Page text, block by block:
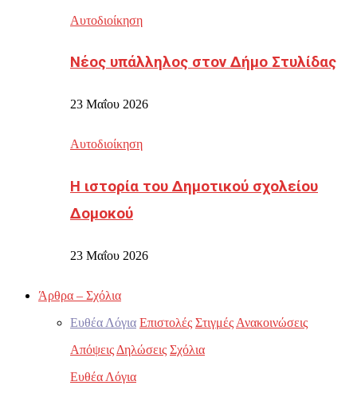
Αυτοδιοίκηση
Νέος υπάλληλος στον Δήμο Στυλίδας
23 Μαΐου 2026
Αυτοδιοίκηση
Η ιστορία του Δημοτικού σχολείου
Δομοκού
23 Μαΐου 2026
Άρθρα – Σχόλια
Ευθέα Λόγια Επιστολές Στιγμές Ανακοινώσεις
Απόψεις Δηλώσεις Σχόλια
Ευθέα Λόγια